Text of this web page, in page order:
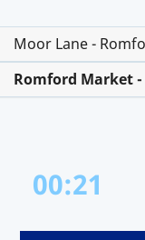
Moor Lane -
Romford Market
00:21